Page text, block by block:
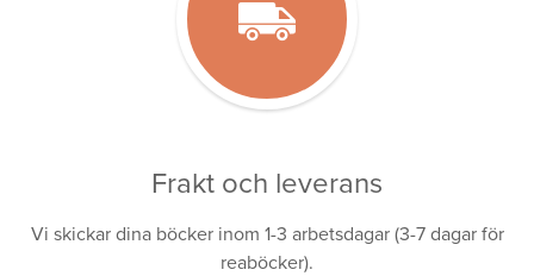
Frakt och leverans
Vi skickar dina böcker inom 1-3 arbetsdagar (3-7 dagar för
reaböcker).